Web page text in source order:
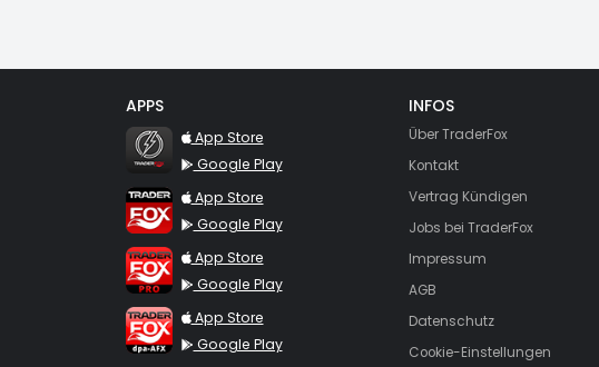
APPS
TraderFox Flash
App Store
Google Play
TraderFox App
App Store
Google Play
TraderFox Pro
App Store
Google Play
TraderFox dpa-AFX ProFeed
App Store
Google Play
INFOS
Über TraderFox
Kontakt
Vertrag Kündigen
Jobs bei TraderFox
Impressum
AGB
Datenschutz
Cookie-Einstellungen